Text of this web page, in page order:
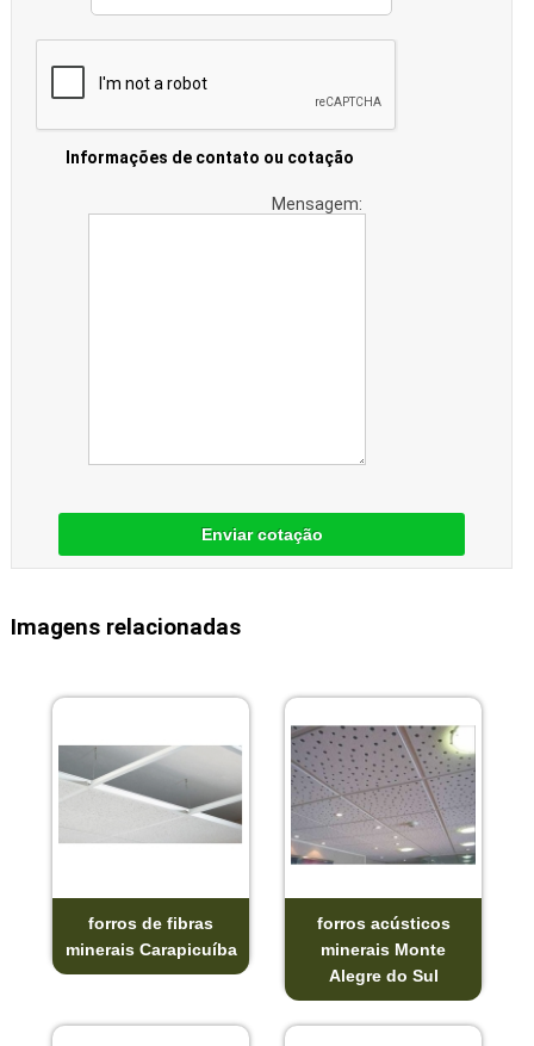
Informações de contato ou cotação
Mensagem:
Enviar cotação
Imagens relacionadas
forros de fibras
minerais Carapicuíba
forros acústicos
minerais Monte
Alegre do Sul